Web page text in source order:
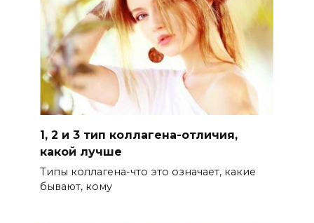
1, 2 и 3 тип коллагена-отличия,
какой лучше
Типы коллагена-что это означает, какие
бывают, кому